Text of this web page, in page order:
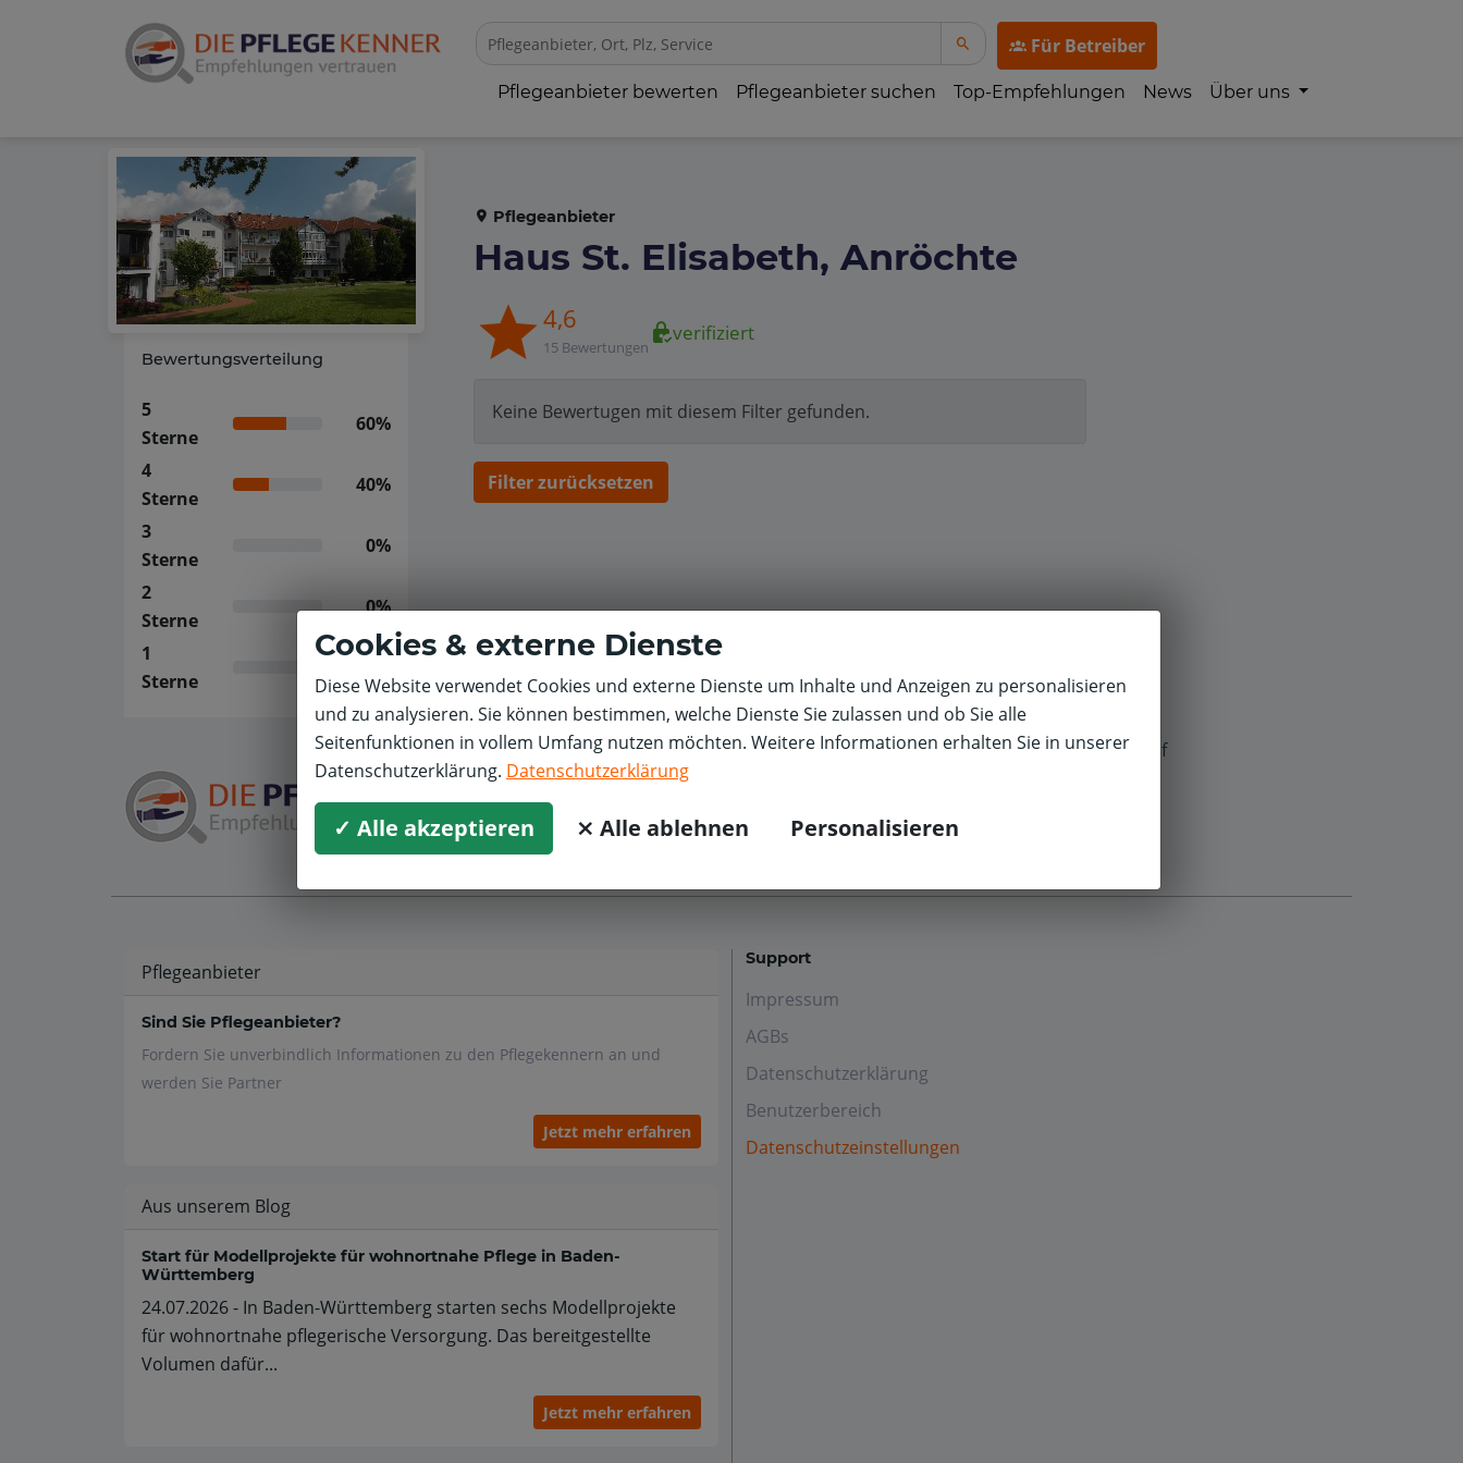
Für Betreiber
Pflegeanbieter bewerten Pflegeanbieter suchen Top-Empfehlungen News Über uns
Bewertungsverteilung
5
Sterne
60%
4
Sterne
40%
3
Sterne
0%
2
Sterne
0%
1
Sterne
Pflegeanbieter
Haus St. Elisabeth, Anröchte
4,6
15 Bewertungen
verifiziert
Keine Bewertugen mit diesem Filter gefunden.
Filter zurücksetzen
Pflegeanbieter
Sind Sie Pflegeanbieter?
Fordern Sie unverbindlich Informationen zu den Pflegekennern an und
werden Sie Partner
Jetzt mehr erfahren
Aus unserem Blog
Start für Modellprojekte für wohnortnahe Pflege in Baden-
Württemberg
24.07.2026 - In Baden-Württemberg starten sechs Modellprojekte
für wohnortnahe pflegerische Versorgung. Das bereitgestellte
Volumen dafür...
Jetzt mehr erfahren
Support
Impressum
AGBs
Datenschutzerklärung
Benutzerbereich
Datenschutzeinstellungen
Cookies & externe Dienste
Diese Website verwendet Cookies und externe Dienste um Inhalte und Anzeigen zu personalisieren
und zu analysieren. Sie können bestimmen, welche Dienste Sie zulassen und ob Sie alle
Seitenfunktionen in vollem Umfang nutzen möchten. Weitere Informationen erhalten Sie in unserer
Datenschutzerklärung. Datenschutzerklärung
✓ Alle akzeptieren ⨯ Alle ablehnen Personalisieren
f